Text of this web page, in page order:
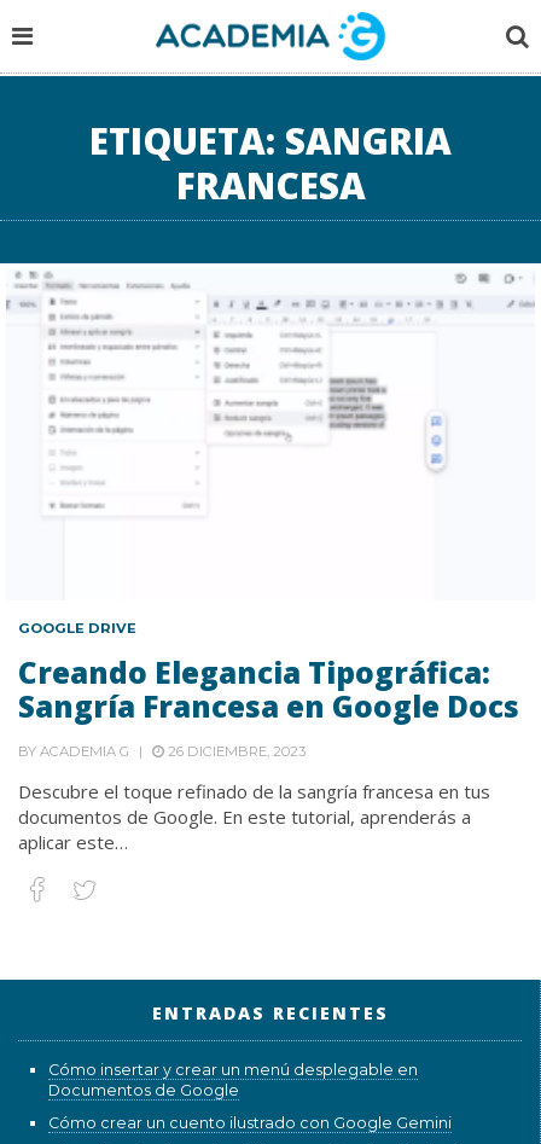
ETIQUETA: SANGRIA
FRANCESA
GOOGLE DRIVE
Creando Elegancia Tipográfica:
Sangría Francesa en Google Docs
BY ACADEMIA G 26 DICIEMBRE, 2023
Descubre el toque refinado de la sangría francesa en tus
documentos de Google. En este tutorial, aprenderás a
aplicar este…
ENTRADAS RECIENTES
Cómo insertar y crear un menú desplegable en
Documentos de Google
Cómo crear un cuento ilustrado con Google Gemini